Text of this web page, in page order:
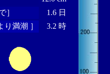
］
1.6 日
満潮 ］
3.2 時